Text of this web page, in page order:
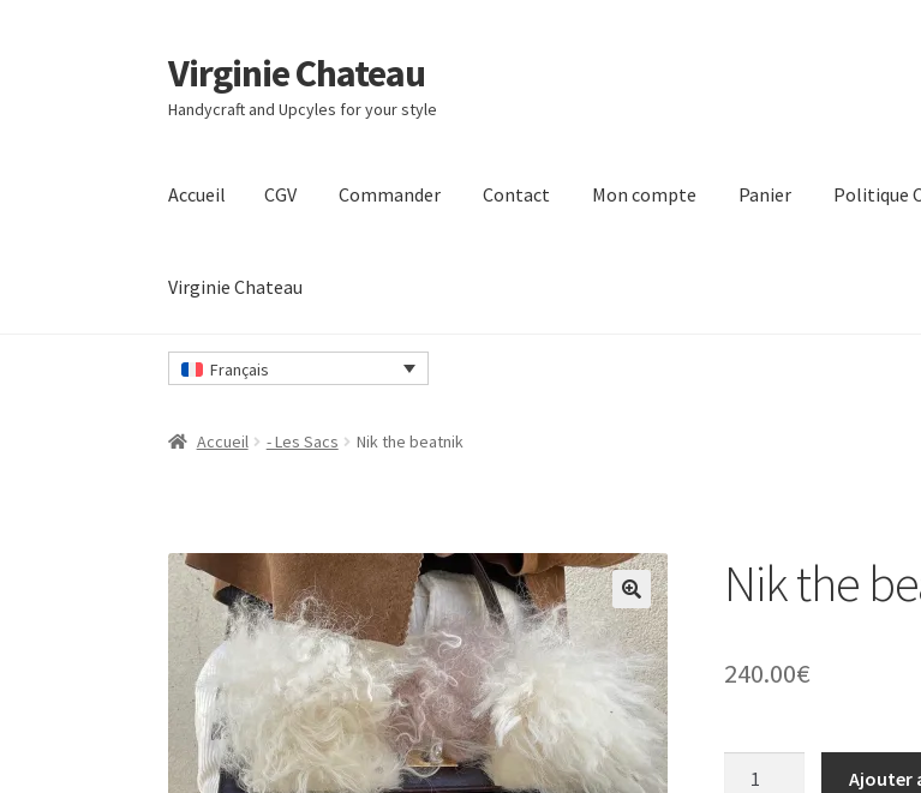
Passer
à
la
Passer
au
contenu
Virginie Chateau
Handycraft and Upcyles for your style
Accueil CGV Commander Contact Mon compte Panier Politique
Virginie Chateau
AccueilCGVCommander Contact
Français
Accueil - Les Sacs Nik the beatnik
🔍
Nik the
240.00€
Ajouter